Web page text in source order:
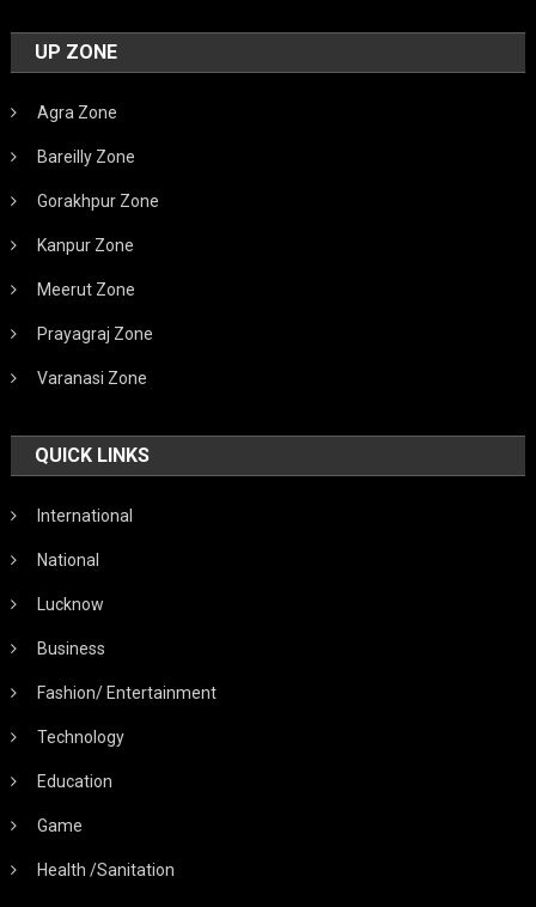
UP ZONE
Agra Zone
Bareilly Zone
Gorakhpur Zone
Kanpur Zone
Meerut Zone
Prayagraj Zone
Varanasi Zone
QUICK LINKS
International
National
Lucknow
Business
Fashion/ Entertainment
Technology
Education
Game
Health /Sanitation